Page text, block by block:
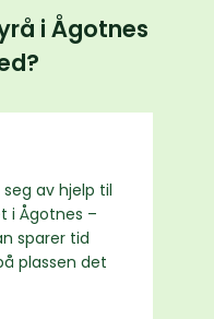
i Ågotnes
av hjelp til
i Ågotnes –
sparer tid
plassen det